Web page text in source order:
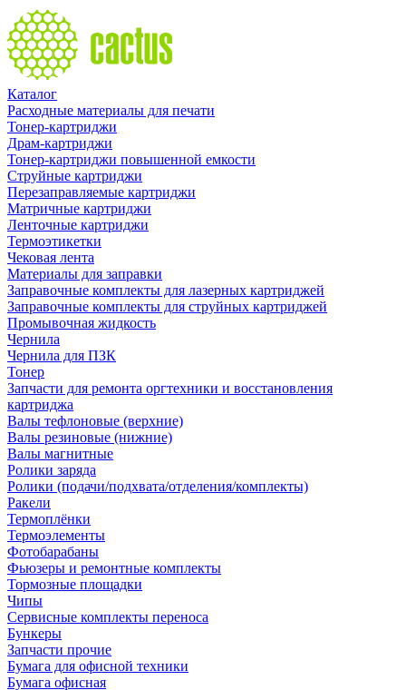
Каталог
Расходные материалы для печати
Тонер-картриджи
Драм-картриджи
Тонер-картриджи повышенной емкости
Струйные картриджи
Перезаправляемые картриджи
Матричные картриджи
Ленточные картриджи
Термоэтикетки
Чековая лента
Материалы для заправки
Заправочные комплекты для лазерных картриджей
Заправочные комплекты для струйных картриджей
Промывочная жидкость
Чернила
Чернила для ПЗК
Тонер
Запчасти для ремонта оргтехники и восстановления
картриджа
Валы тефлоновые (верхние)
Валы резиновые (нижние)
Валы магнитные
Ролики заряда
Ролики (подачи/подхвата/отделения/комплекты)
Ракели
Термоплёнки
Термоэлементы
Фотобарабаны
Фьюзеры и ремонтные комплекты
Тормозные площадки
Чипы
Сервисные комплекты переноса
Бункеры
Запчасти прочие
Бумага для офисной техники
Бумага офисная